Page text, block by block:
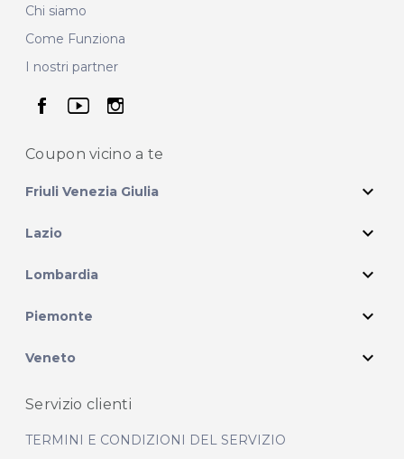
Chi siamo
Come Funziona
I nostri partner
seguici su facebook
seguici su youtube
seguici su instagram
Coupon vicino a te
Friuli Venezia Giulia expand_more
Lazio expand_more
Lombardia expand_more
Piemonte expand_more
Veneto expand_more
Servizio clienti
TERMINI E CONDIZIONI DEL SERVIZIO